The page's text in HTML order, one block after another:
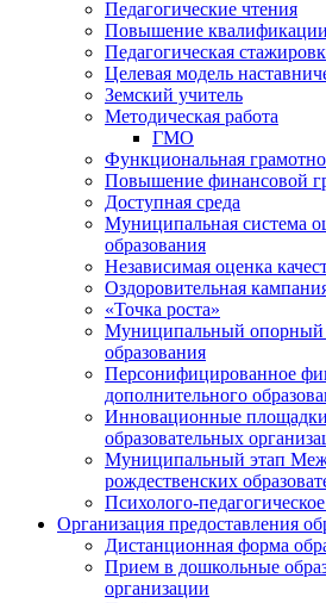
Педагогические чтения
Повышение квалификации
Педагогическая
Целевая модель
Земский учитель
Методическая работа
ГМО
Функциональная
Повышение финансовой
Доступная среда
Муниципальная система
образования
Независимая оценка
Оздоровительная
«Точка роста»
Муниципальный опорный
образования
Персонифицированное
дополнительного
Инновационные площадки
образовательных
Муниципальный этап
рождественских
Психолого-
Организация предоставления
Дистанционная форма
Прием в дошкольные
организации